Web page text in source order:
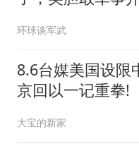
环球谈军武
8.6台媒美国设限
京回以一记重拳!
大宝的新家